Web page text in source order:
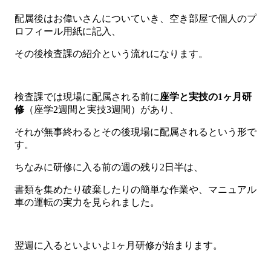
配属後はお偉いさんについていき、空き部屋で個人のプ
ロフィール用紙に記入、
その後検査課の紹介という流れになります。
検査課では現場に配属される前に座学と実技の1ヶ月研
修 （座学2週間と実技3週間）があり、
それが無事終わるとその後現場に配属されるという形で
す。
ちなみに研修に入る前の週の残り2日半は、
書類を集めたり破棄したりの簡単な作業や、マニュアル
車の運転の実力を見られました。
翌週に入るといよいよ1ヶ月研修が始まります。